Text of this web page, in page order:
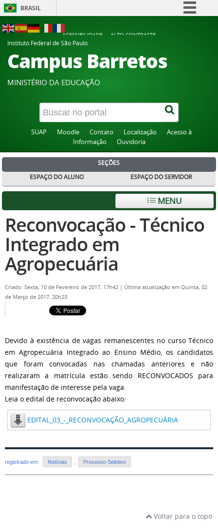
BRASIL
Participe
Acesso à informação
Canais
ACESSIBILIDADE
ALTO CONTRASTE
Instituto Federal de São Paulo
Campus Barretos
MINISTÉRIO DA EDUCAÇÃO
SUAP Moodle Contato Localização
Acesso à
Informação
Ouvidoria
SEÇÕES
ESPAÇO DO ALUNO
ESPAÇO DO SERVIDOR
MENU
Reconvocação - Técnico
Integrado em
Agropecuária
Criado: Sexta, 10 de Fevereiro de 2017, 17h42 | Última atualização em Quinta, 02
de Março de 2017, 20h23
Devido à existência de vagas remanescentes no curso Técnico
em Agropecuária Integrado ao Ensino Médio, os candidatos
que foram convocadas nas chamadas anteriores e não
realizaram a matrícula estão sendo RECONVOCADOS para
manifestação de interesse pela vaga.
Leia o edital de reconvocação abaixo:
EDITAL_03_-_RECONVOCAÇÃO_AGROPECUÁRIA
registrado em: Notícias Processo Seletivo
Voltar para o topo